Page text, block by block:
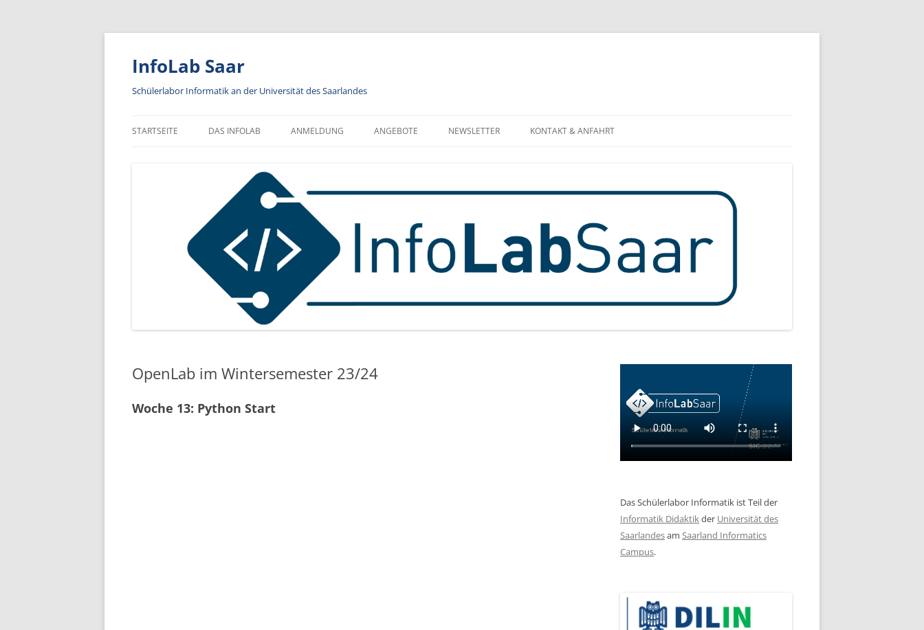
Zum
springen
InfoLab Saar
Schülerlabor Informatik an der Universität des Saarlandes
STARTSEITE DAS INFOLAB ANMELDUNG
INFORMATIONEN ZUR
ANMELDUNG
ANMELDUNG FÜR KLASSEN
ANGEBOTE
BERUFSORIENTIERUNG
NEWSLETTER
NEWSLETTER FÜR LEHRKRÄFTE
KONTAKT & ANFAHRT
OpenLab im Wintersemester 23/24
Woche 13: Python Start
Das Schülerlabor Informatik ist Teil der
Informatik Didaktikder Universität des
Saarlandesam Saarland Informatics
Campus.